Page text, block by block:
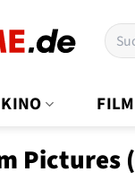
nach:
KINO
Pictures